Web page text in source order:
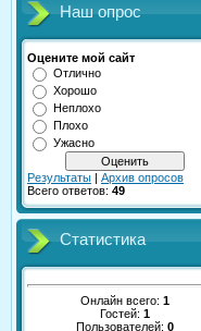
Наш опрос
Оцените мой сайт
Отлично
Хорошо
Неплохо
Плохо
Ужасно
Результаты | Архив опросов
Всего ответов: 49
Статистика
Онлайн всего: 1
Гостей: 1
Пользователей: 0